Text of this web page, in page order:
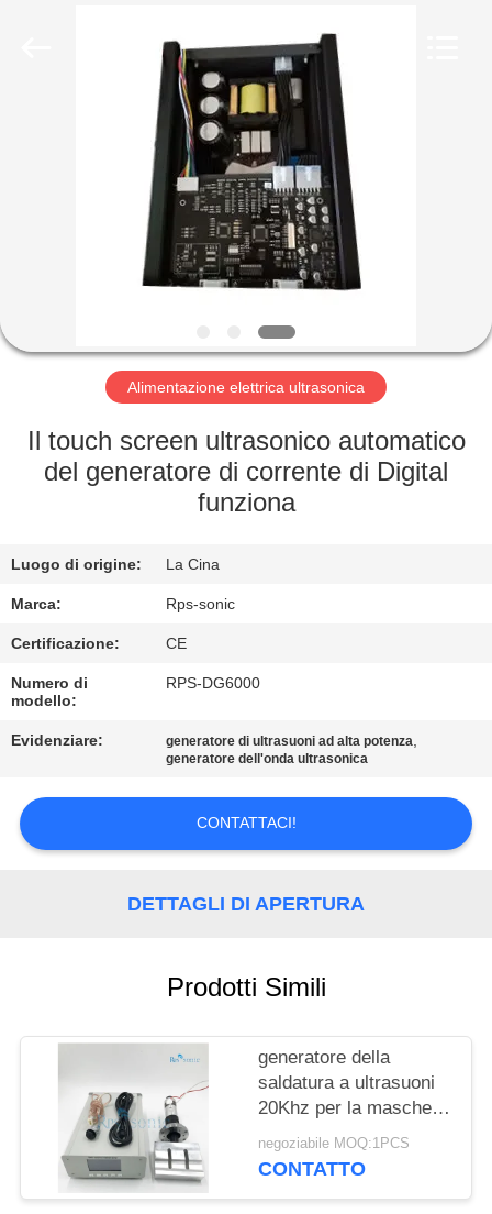
PRODOTTI
GIRO
FABBRICA
CONTROLLO
QUALITÀ
CONTATTICI
NOTIZIE
MAPPA
SULLA
Alimentazione elettrica ultrasonica
Il touch screen ultrasonico automatico
del generatore di corrente di Digital
funziona
Luogo di origine: La Cina
Marca: Rps-sonic
Certificazione: CE
Numero di
modello:
RPS-DG6000
Evidenziare: generatore di ultrasuoni ad alta potenza,
generatore dell'onda ultrasonica
CONTATTACI!
DETTAGLI DI APERTURA
Prodotti Simili
generatore della
saldatura a ultrasuoni
20Khz per la maschera
ultrasonica
dell'affettatrice della
negoziabile MOQ:1PCS
CONTATTO